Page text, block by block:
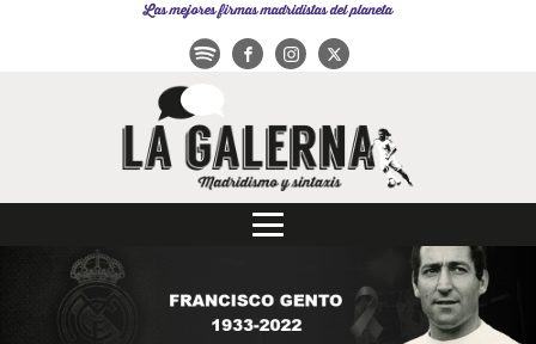
Las mejores firmas madridistas del planeta